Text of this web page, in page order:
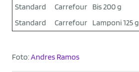
Standard
Carrefour Bis 200 g
Standard
Carrefour Lamponi 125 g
Foto:Andres Ramos